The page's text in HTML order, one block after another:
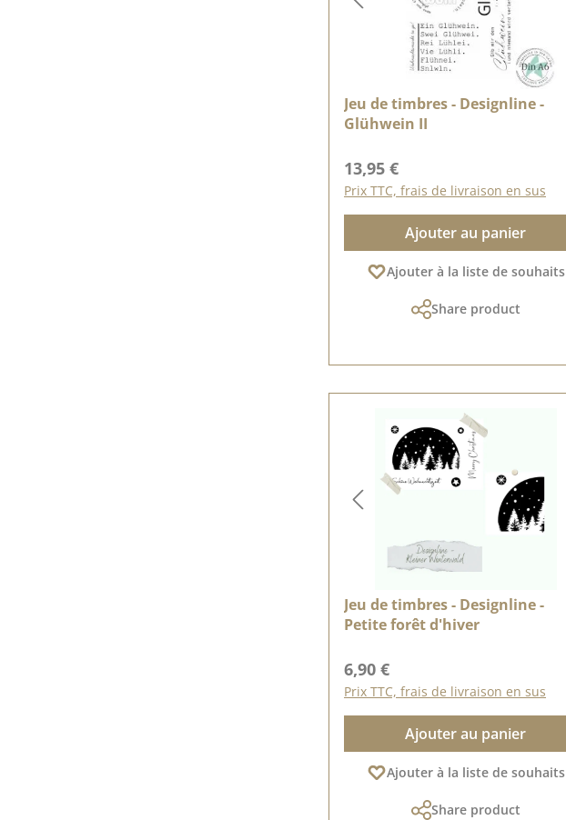
Jeu de timbres - Designline -
Glühwein II
Prix régulier :
13,95 €
Prix TTC, frais de livraison en sus
Ajouter au panier
Ajouter à la liste de souhaits
Share product
Jeu de timbres - Designline -
Petite forêt d'hiver
Prix régulier :
6,90 €
Prix TTC, frais de livraison en sus
Ajouter au panier
Ajouter à la liste de souhaits
Share product